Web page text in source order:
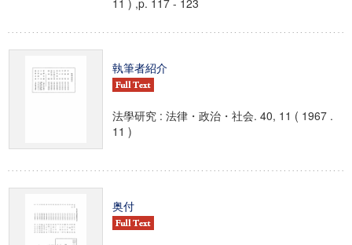
11 ) ,p. 117 - 123
執筆者紹介
法學研究 : 法律・政治・社会. 40, 11 ( 1967 .
11 )
奥付